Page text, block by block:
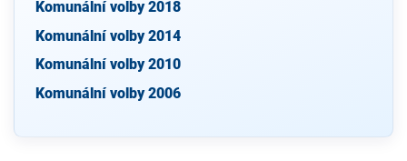
Komunální volby 2018
Komunální volby 2014
Komunální volby 2010
Komunální volby 2006